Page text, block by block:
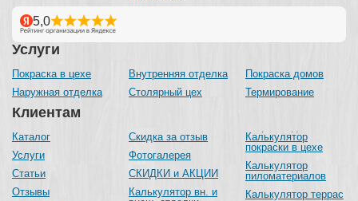
Услуги
Покраска в цехе
Наружная отделка
Внутренняя отделка
Столярный цех
Покраска домов
Термирование
Клиентам
Каталог
Услуги
Статьи
Отзывы
Скидка за отзыв
Фотогалерея
СКИДКИ и АКЦИИ
Калькулятор вн. и
Калькулятор
покраски в цехе
Калькулятор
пиломатериалов
Калькулятор террас